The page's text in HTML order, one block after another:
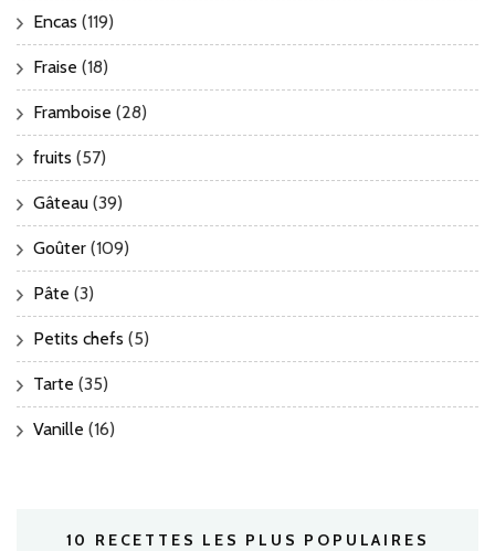
Encas (119)
Fraise (18)
Framboise (28)
fruits (57)
Gâteau (39)
Goûter (109)
Pâte (3)
Petits chefs (5)
Tarte (35)
Vanille (16)
10 RECETTES LES PLUS POPULAIRES